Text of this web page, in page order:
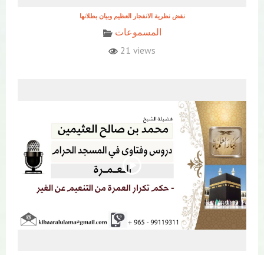
نقض نظرية الانفجار العظيم وبيان بطلانها
المسموعات
21 views